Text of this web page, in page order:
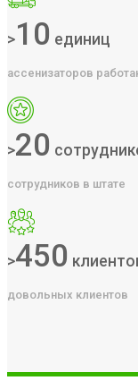
>10 единиц
ассенизаторов
>20
сотрудников в штате
>450
довольных клиентов